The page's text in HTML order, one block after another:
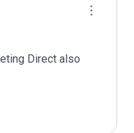
Direct also